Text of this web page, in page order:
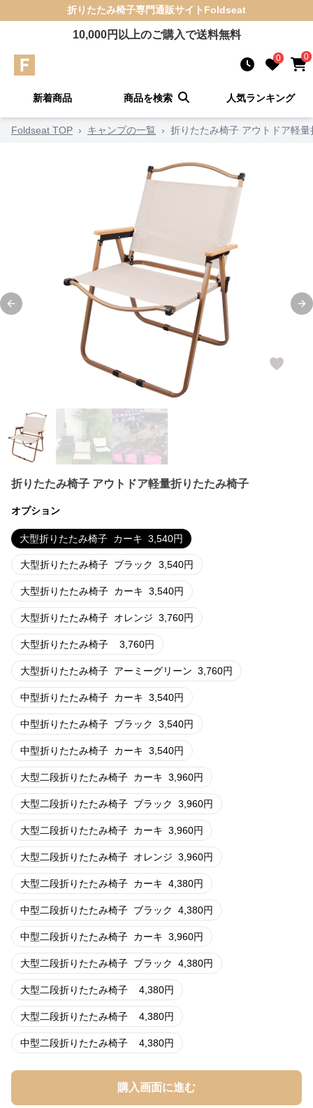
折りたたみ椅子専門通販サイト Foldseat
10,000円以上のご購入で送料無料
0 0
新着商品 商品を検索 人気ランキング
Foldseat TOP › キャンプの一覧 › 折りたたみ椅子 アウトドア軽
Previous slide
折りたたみ椅子 アウトドア軽量折りたたみ椅子
オプション
大型折りたたみ椅子 カーキ 3,540円
大型折りたたみ椅子 ブラック 3,540円
大型折りたたみ椅子 カーキ 3,540円
大型折りたたみ椅子 オレンジ 3,760円
大型折りたたみ椅子 3,760円
大型折りたたみ椅子 アーミーグリーン 3,760円
中型折りたたみ椅子 カーキ 3,540円
中型折りたたみ椅子 ブラック 3,540円
中型折りたたみ椅子 カーキ 3,540円
大型二段折りたたみ椅子 カーキ 3,960円
大型二段折りたたみ椅子 ブラック 3,960円
大型二段折りたたみ椅子 カーキ 3,960円
大型二段折りたたみ椅子 オレンジ 3,960円
大型二段折りたたみ椅子 カーキ 4,380円
中型二段折りたたみ椅子 ブラック 4,380円
中型二段折りたたみ椅子 カーキ 3,960円
大型二段折りたたみ椅子 ブラック 4,380円
大型二段折りたたみ椅子 4,380円
大型二段折りたたみ椅子 4,380円
中型二段折りたたみ椅子 4,380円
購入画面に進む